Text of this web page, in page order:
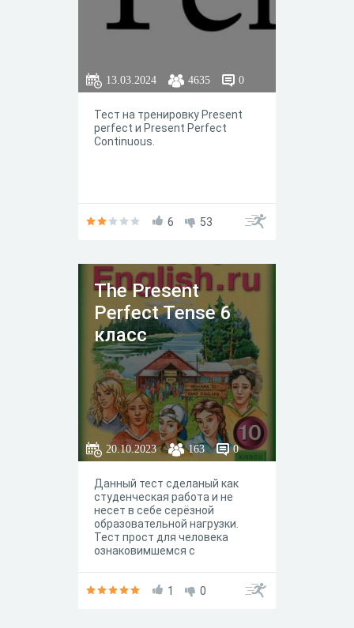
13.03.2024 4635 0
Тест на тренировку Present
perfect и Present Perfect
Continuous.
6 53
The Present
Perfect Tense 6
класс
20.10.2023 163 0
Данный тест сделаный как
студенческая работа и не
несет в себе серёзной
образовательной нагрузки.
Тест прост для человека
ознаковимшемся с
1 0